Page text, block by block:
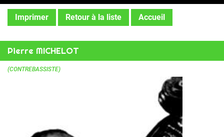
Imprimer Retour à la liste Accueil
Pierre MICHELOT
(CONTREBASSISTE)